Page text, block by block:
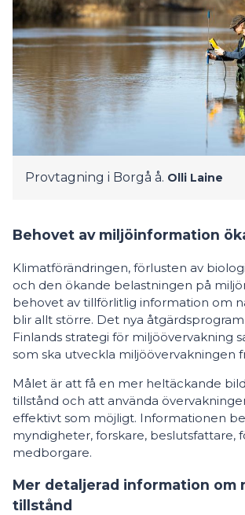
Provtagning i Borgå å. Olli Laine
Behovet av miljöinformation
Klimatförändringen, förlusten av
och den ökande belastningen på
behovet av tillförlitlig information om
blir allt större. Det nya
Finlands strategi för miljöövervakning
som ska utveckla miljöövervakningen
Målet är att få en mer heltäckande
tillstånd och att använda
effektivt som möjligt. Informationen
myndigheter, forskare, beslutsfattare,
medborgare.
Mer detaljerad information om
tillstånd